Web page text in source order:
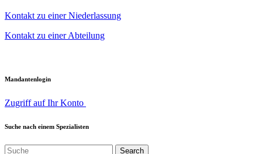
Kontakt zu einer Niederlassung
Kontakt zu einer Abteilung
Mandantenlogin
Zugriff auf Ihr Konto
Suche nach einem Spezialisten